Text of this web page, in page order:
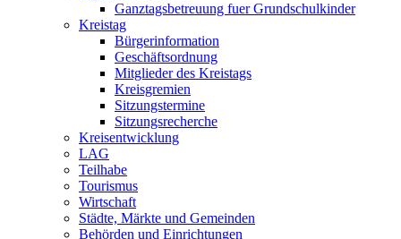
Ganztagsbetreuung fuer Grundschulkinder
Kreistag
Bürgerinformation
Geschäftsordnung
Mitglieder des Kreistags
Kreisgremien
Sitzungstermine
Sitzungsrecherche
Kreisentwicklung
LAG
Teilhabe
Tourismus
Wirtschaft
Städte, Märkte und Gemeinden
Behörden und Einrichtungen